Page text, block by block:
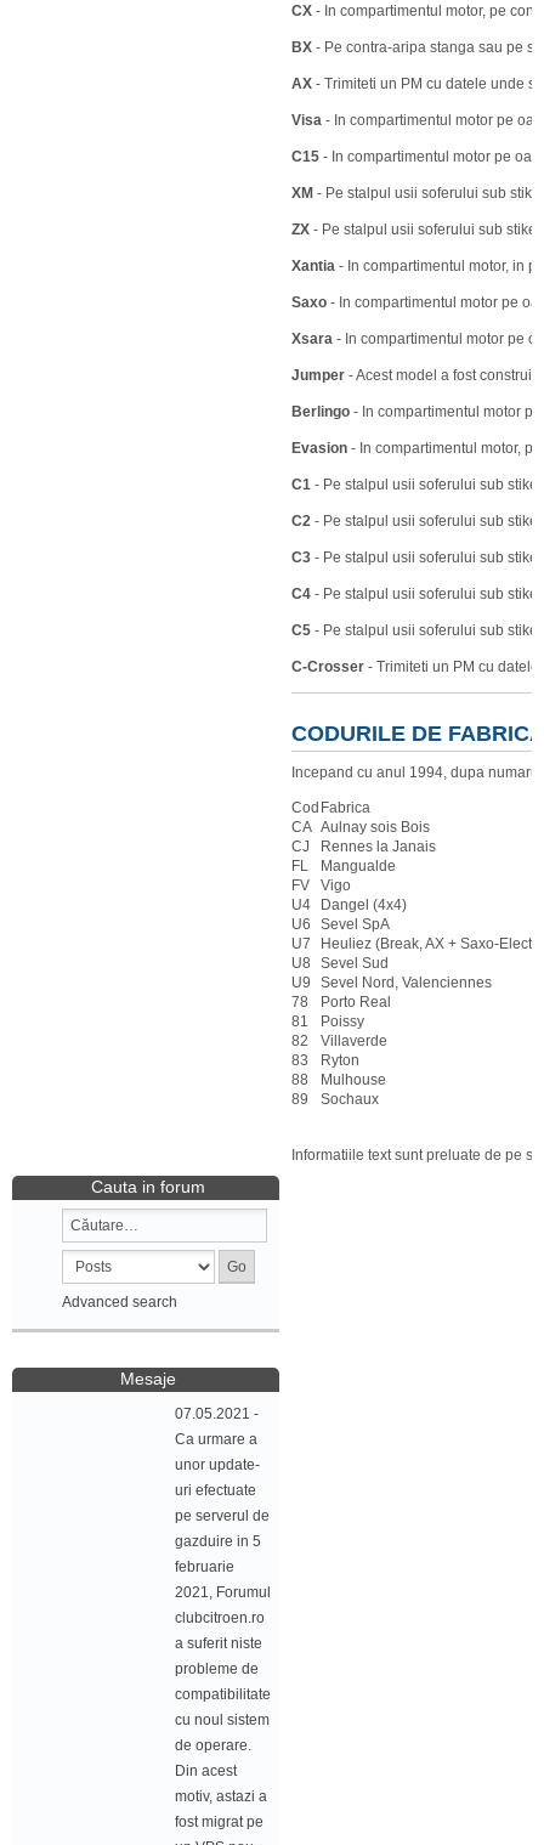
CX - In compartimentul motor, pe
BX - Pe contra-aripa stanga sau pe
AX - Trimiteti un PM cu datele unde
Visa - In compartimentul motor pe
C15 - In compartimentul motor pe
XM - Pe stalpul usii soferului sub
ZX - Pe stalpul usii soferului sub
Xantia - In compartimentul motor, in
Saxo - In compartimentul motor pe
Xsara - In compartimentul motor pe
Jumper - Acest model a fost construit
Berlingo - In compartimentul motor
Evasion - In compartimentul motor,
C1 - Pe stalpul usii soferului sub
C2 - Pe stalpul usii soferului sub
C3 - Pe stalpul usii soferului sub
C4 - Pe stalpul usii soferului sub
C5 - Pe stalpul usii soferului sub
C-Crosser - Trimiteti un PM cu
CODURILE DE FABRICA
Incepand cu anul 1994, dupa
Cod Fabrica
CA Aulnay sois Bois
CJ
Rennes la Janais
FL
Mangualde
FV
Vigo
U4
Dangel (4x4)
U6
Sevel SpA
U7
Heuliez (Break, AX + Saxo-
U8
Sevel Sud
U9
Sevel Nord, Valenciennes
78
Porto Real
81
Poissy
82
Villaverde
83
Ryton
88
Mulhouse
89
Sochaux
Informatiile text sunt preluate de pe
Cauta in forum
Advanced search
Mesaje
07.05.2021 -
Ca urmare a
unor update-
uri efectuate
pe serverul de
gazduire in 5
februarie
2021, Forumul
clubcitroen.ro
a suferit niste
probleme de
compatibilitate
cu noul sistem
de operare.
Din acest
motiv, astazi a
fost migrat pe